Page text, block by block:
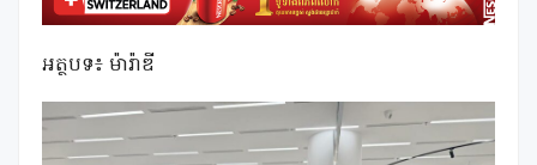
អត្ថបទ៖ ម៉ារ៉ាឌី